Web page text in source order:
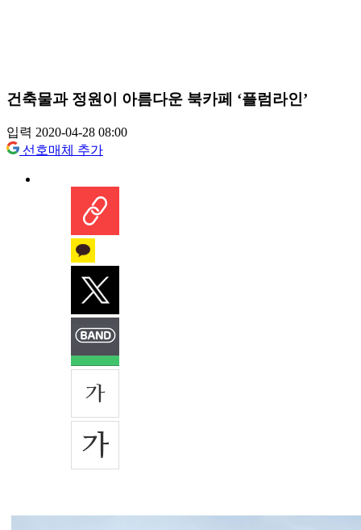
건축물과 정원이 아름다운 북카페 ‘플럼라인’
입력 2020-04-28 08:00
선호매체 추가